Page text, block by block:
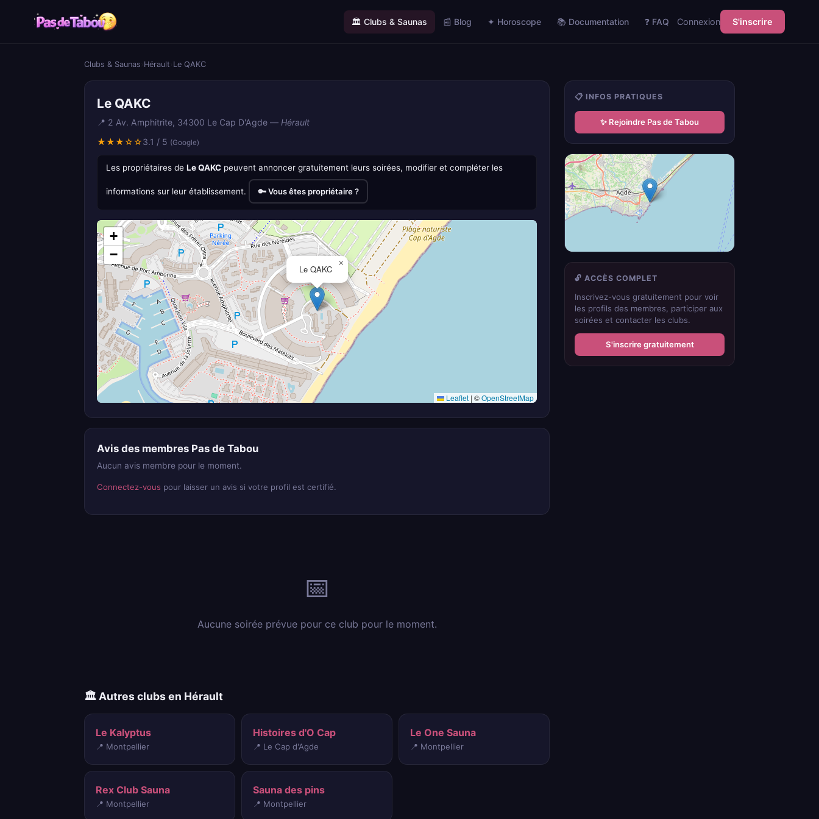
🏛️ Clubs & Saunas 📰 Blog ✦ Horoscope 📚 Documentation ❓ FAQ Connexion S'inscrire
Clubs & Saunas Hérault Le QAKC
Le QAKC
📍 2 Av. Amphitrite, 34300 Le Cap D'Agde — Hérault
★★★☆☆3.1 / 5 (Google)
Les propriétaires de Le QAKC peuvent annoncer gratuitement leurs soirées, modifier et compléter les
informations sur leur établissement. 🔑 Vous êtes propriétaire ?
Le QAKC
×
+
−
Leaflet | ©OpenStreetMap
Avis des membres Pas de Tabou
Aucun avis membre pour le moment.
Connectez-vous pour laisser un avis si votre profil est certifié.
📅
Aucune soirée prévue pour ce club pour le moment.
🏛️ Autres clubs en Hérault
Le Kalyptus
📍 Montpellier
Histoires d'O Cap
📍 Le Cap d'Agde
Le One Sauna
📍 Montpellier
Rex Club Sauna
📍 Montpellier
Sauna des pins
📍 Montpellier
📋 INFOS PRATIQUES
✨ Rejoindre Pas de Tabou
🔓 ACCÈS COMPLET
Inscrivez-vous gratuitement pour voir
les profils des membres, participer aux
soirées et contacter les clubs.
S'inscrire gratuitement